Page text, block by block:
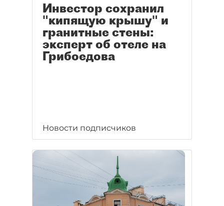
Инвестор сохранил
"кипящую крышу" и
гранитные стены:
эксперт об отеле на
Грибоедова
Новости подписчиков